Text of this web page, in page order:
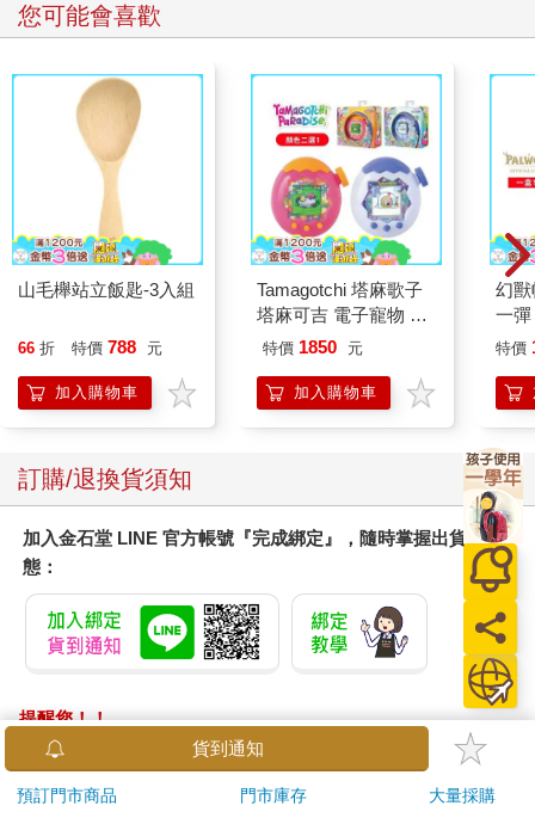
您可能會喜歡
山毛櫸站立飯匙-3入組
66 折 特價 788 元
加入購物車
Tamagotchi 塔麻歌子
塔麻可吉 電子寵物 樂
園系列（熱帶橙果／極
特價 1850 元
加入購物車
幻
一彈
特價
訂購/退換貨須知
加入金石堂 LINE 官方帳號『完成綁定』，隨時掌握出貨動
態：
提醒您！！
金石堂及銀行均不會請您操作ATM! 如接獲電話要求您前往
ATM提款機，請不要聽從指示，以免受騙上當！
貨到通知
預訂門市商品 門市庫存 大量採購